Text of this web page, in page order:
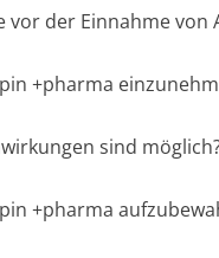
vor der Einnahme
+pharma
sind
+pharma